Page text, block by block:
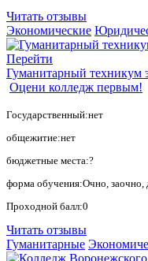
Читать отзывы
Экономические
Перейти
Гуманитарный техникум
Оцени колледж первым!
Государственный:нет
общежитие:нет
бюджетные места:?
форма обучения:Очно, заочно,
Проходной балл:0
Читать отзывы
Гуманитарные